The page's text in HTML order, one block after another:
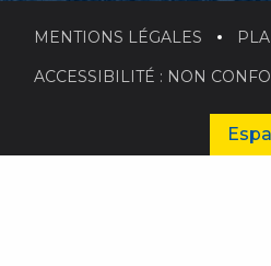
MENTIONS LÉGALES
ACCESSIBILITÉ : NON